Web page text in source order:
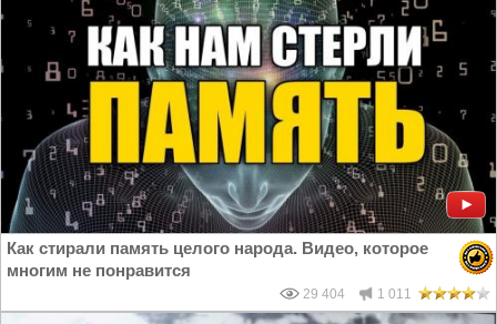
Как стирали память целого народа. Видео, которое
многим не понравится
29 404 1 011